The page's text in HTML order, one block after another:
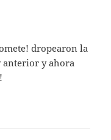
dropearon la
anterior y ahora